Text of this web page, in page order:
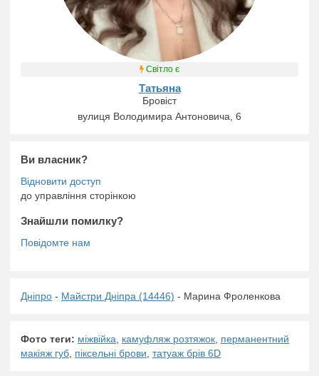
Світло є
Татьяна
Бровіст
вулиця Володимира Антоновича, 6
Ви власник?
до управління сторінкою
Знайшли помилку?
Дніпро - Майстри Дніпра (14446) - Марина Фроленкова
Фото теги: міжвійка, камуфляж розтяжок, перманентний
макіяж губ, піксельні брови, татуаж брів 6D